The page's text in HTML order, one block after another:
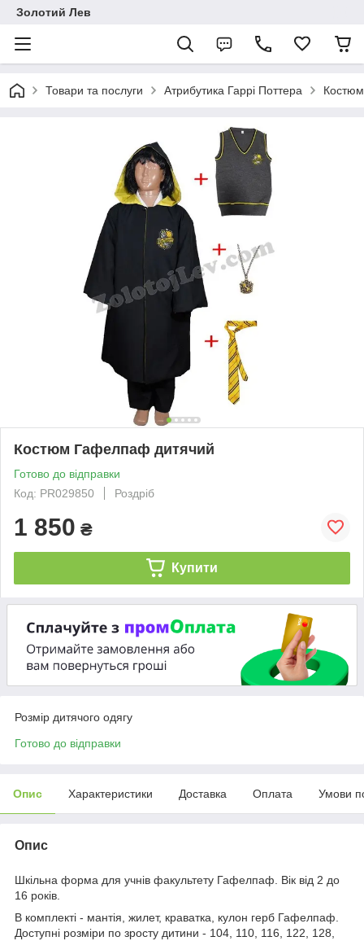
Золотий Лев
Товари та послуги Атрибутика Гаррі Поттера
Костюм Гафелпаф дитячий
Готово до відправки
Код: PR029850
Роздріб
1 850 ₴
Купити
Розмір дитячого одягу
Готово до відправки
Опис Характеристики Доставка Оплата Умови
Опис
Шкільна форма для учнів факультету Гафелпаф. Вік від 2 до
16 років.
В комплекті - мантія, жилет, краватка, кулон герб Гафелпаф.
Доступні розміри по зросту дитини - 104, 110, 116, 122, 128,